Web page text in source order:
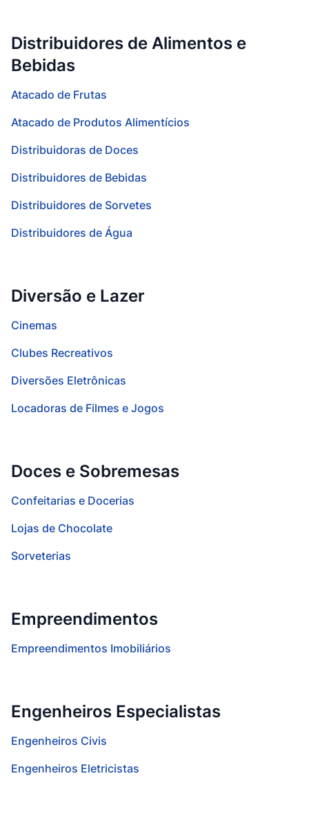
Distribuidores de Alimentos e
Bebidas
Atacado de Frutas
Atacado de Produtos Alimentícios
Distribuidoras de Doces
Distribuidores de Bebidas
Distribuidores de Sorvetes
Distribuidores de Água
Diversão e Lazer
Cinemas
Clubes Recreativos
Diversões Eletrônicas
Locadoras de Filmes e Jogos
Doces e Sobremesas
Confeitarias e Docerias
Lojas de Chocolate
Sorveterias
Empreendimentos
Empreendimentos Imobiliários
Engenheiros Especialistas
Engenheiros Civis
Engenheiros Eletricistas